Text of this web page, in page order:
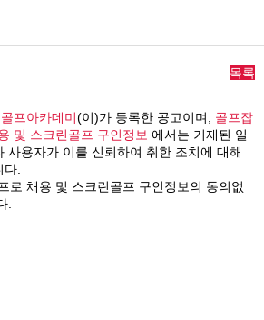
목록
프아카데미(이)가 등록한 공고이며, 골프잡
및 스크린골프 구인정보 에서는 기재된 일
사용자가 이를 신뢰하여 취한 조치에 대해
.
로 채용 및 스크린골프 구인정보의 동의없
.